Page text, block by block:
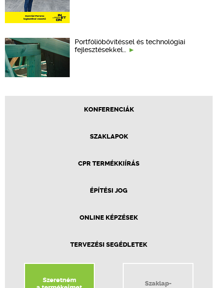
Portfólióbővítéssel és technológiai
fejlesztésekkel…
KONFERENCIÁK
SZAKLAPOK
CPR TERMÉKKIÍRÁS
ÉPÍTÉSI JOG
ONLINE KÉPZÉSEK
TERVEZÉSI SEGÉDLETEK
Szeretném
Szaklap-